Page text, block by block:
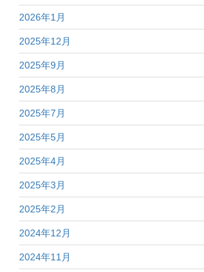
2026年1月
2025年12月
2025年9月
2025年8月
2025年7月
2025年5月
2025年4月
2025年3月
2025年2月
2024年12月
2024年11月